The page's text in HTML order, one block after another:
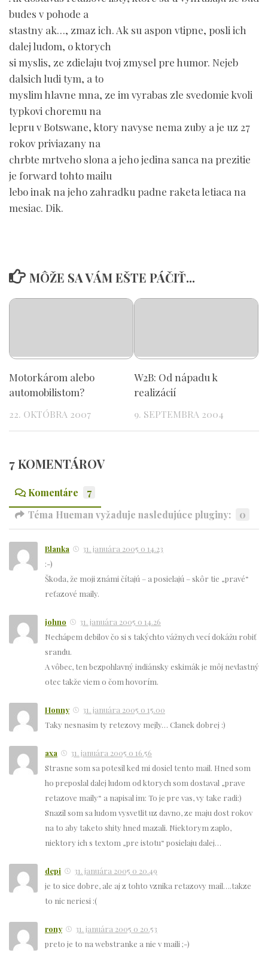
budes v pohode a
stastny ak…, zmaz ich. Ak su aspon vtipne, posli ich
dalej ludom, o ktorych
si myslis, ze zdielaju tvoj zmysel pre humor. Nejeb
dalsich ludi tym, a to
myslim hlavne mna, ze im vyrabas zle svedomie kvoli
typkovi choremu na
lepru v Botswane, ktory navyse nema zuby a je uz 27
rokov priviazany na
chrbte mrtveho slona a jeho jedina sanca na prezitie
je forward tohto mailu
lebo inak na jeho zahradku padne raketa letiaca na
mesiac. Dik.
MÔŽE SA VÁM EŠTE PÁČIŤ...
Motorkárom alebo
automobilistom?
22. OKTÓBRA 2007
W2B: Od nápadu k
realizácií
9. SEPTEMBRA 2004
7 KOMENTÁROV
Komentáre
7
Téma Hueman vyžaduje nasledujúce pluginy:
0
Blanka
31. januára 2005 o 14.23
:-)
Škoda, že moji známi čítajú – a posielajú – skôr tie „pravé“
reťazové maily.
johno
31. januára 2005 o 14.26
Nechápem debilov čo si s takýchto vážnych vecí dokážu robiť
srandu.
A vôbec, ten bezpohlavný indiánsky eskimák je môj nevlastný
otec takže viem o čom hovorím.
Honny
31. januára 2005 o 15.00
Taky nesnasim ty retezovy mejly… Clanek dobrej :)
axa
31. januára 2005 o 16.56
Strasne som sa potesil ked mi dosiel tento mail. Hned som
ho preposlal dalej ludom od ktorych som dostaval „prave
retazove maily“ a napisal im: To je pre vas, vy take radi:)
Snazil som sa ludom vysvetlit uz davno, ze maju dost rokov
na to aby taketo shity hned mazali. Niektorym zaplo,
niektory ich s textom „pre istotu“ posielaju dalej…
depi
31. januára 2005 o 20.49
je to sice dobre, ale aj z tohto vznika retazovy mail….takze
to nic neriesi :(
rony
31. januára 2005 o 20.53
preto je to na webstranke a nie v maili ;-)